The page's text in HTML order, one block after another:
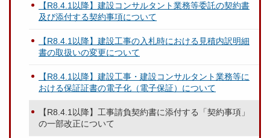
【R8.4.1以降】建設コンサルタント業務等委託の契約書
及び添付する契約事項について
【R8.4.1以降】建設工事の入札時における見積内訳明細
書の取扱いの変更について
【R8.4.1以降】建設工事・建設コンサルタント業務等に
おける保証証書の電子化（電子保証）について
【R8.4.1以降】工事請負契約書に添付する「契約事項」
の一部改正について